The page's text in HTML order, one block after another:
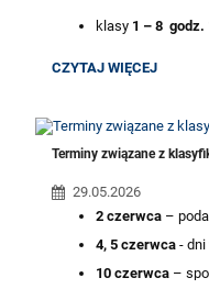
klasy 1 – 8 godz.
nauczyciele
Spotkania z
formule otwartej.
SPOTKANIE
CZYTAJ WIĘCEJ
Terminy związane z
29.05.2026
2 czerwca –
4, 5 czerwca - dni
10 czerwca –